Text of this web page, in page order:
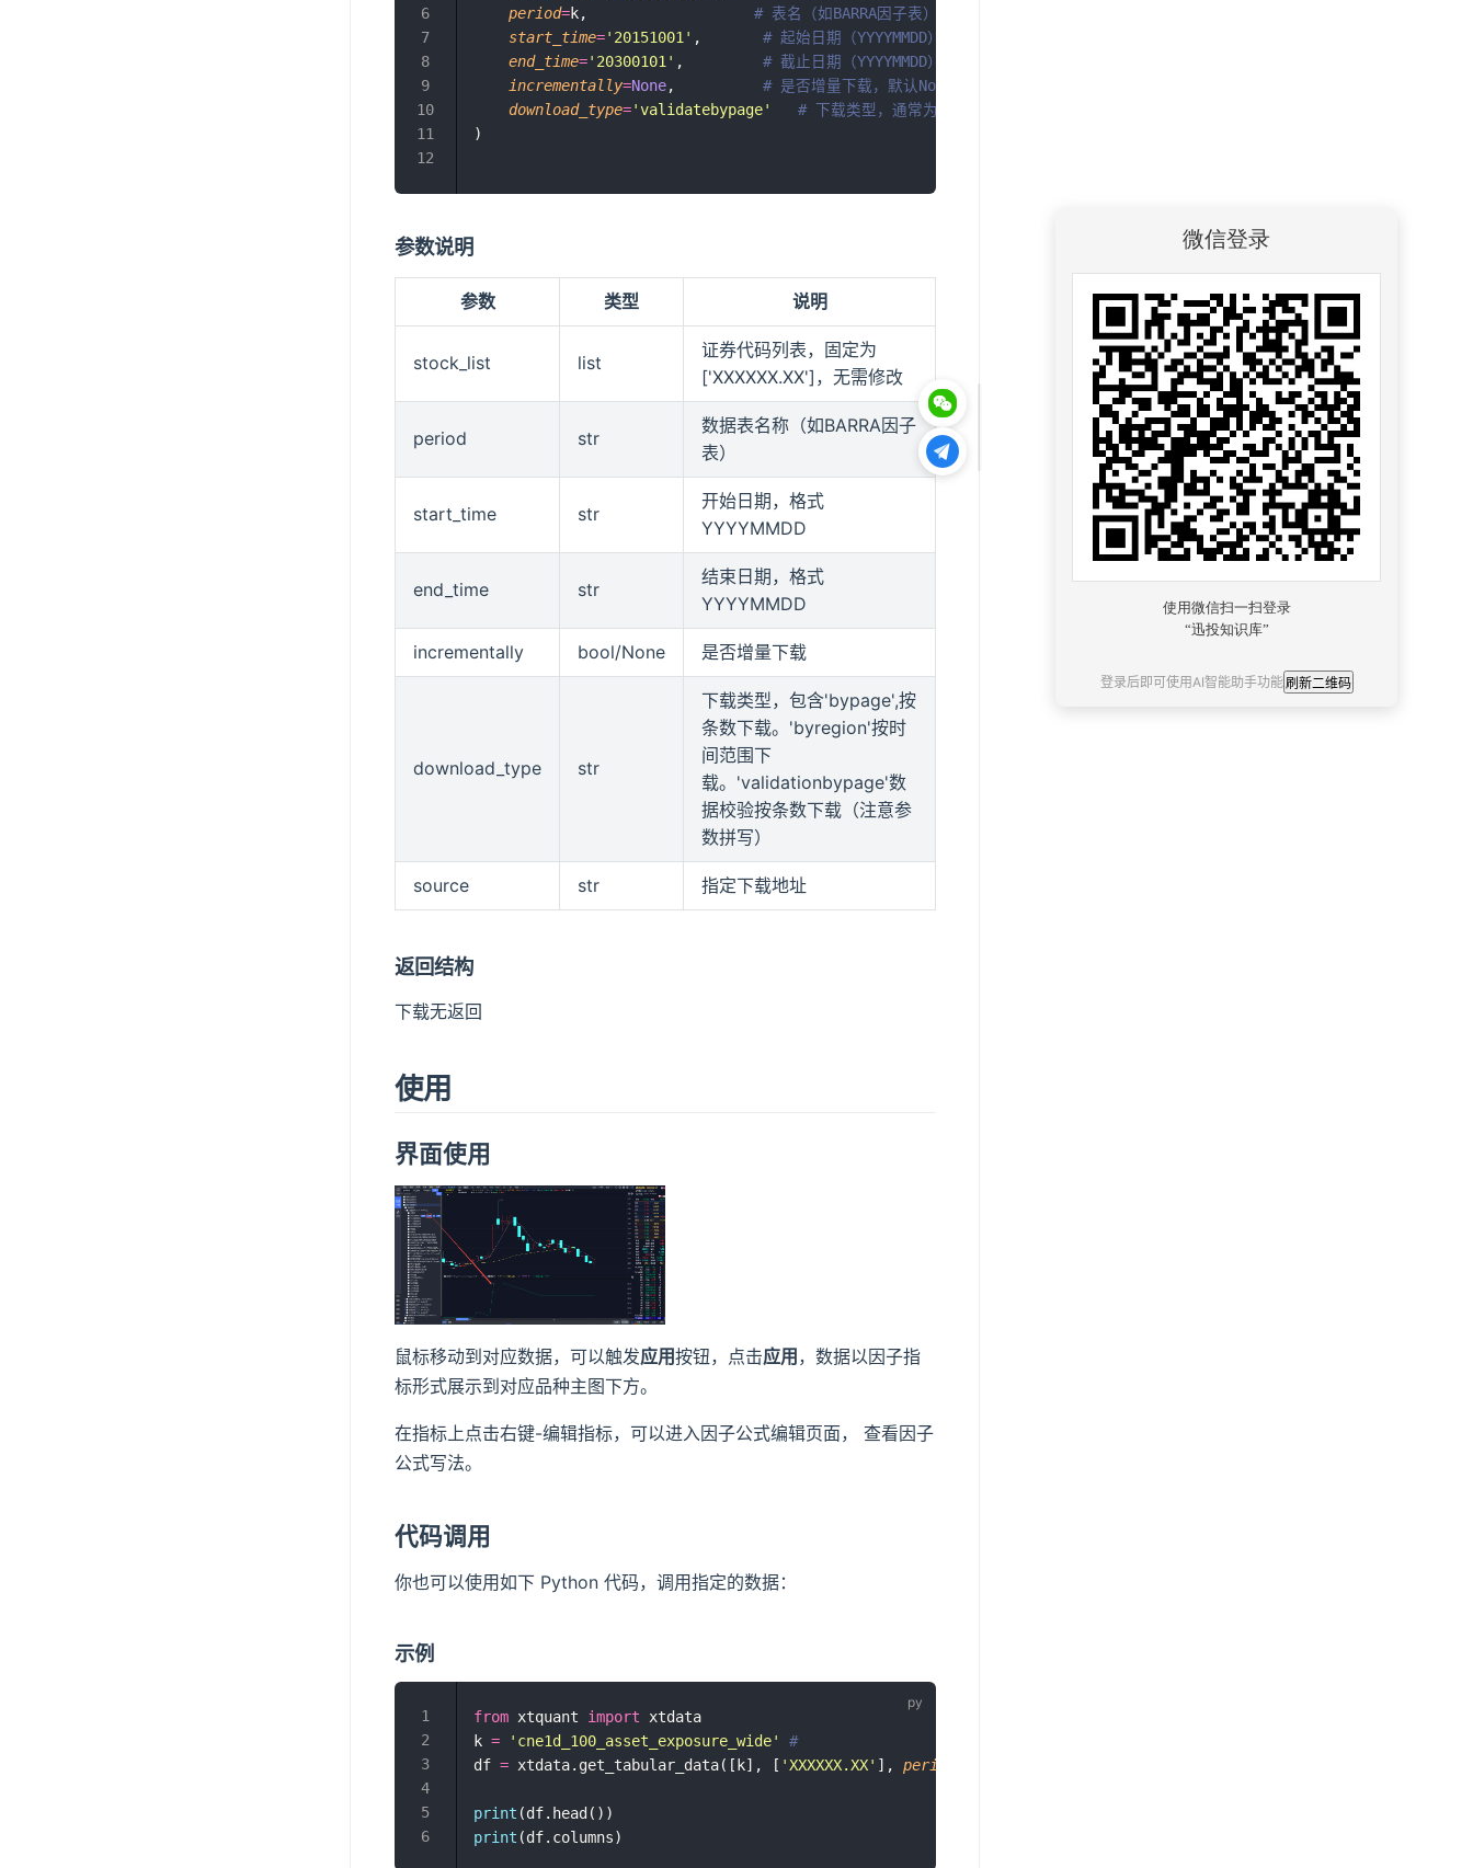
登录后即可使用AI智能助手功能刷新二维码
period=k, # 表名（如BARRA因子表）
start_time=' 20151001' , # 起始日期（YYYYMMDD）
end_time=' 20300101' , # 截止日期（YYYYMMDD）
incrementally=None, # 是否增量下载，默认None
download_type='validatebypage'
# 下载类型，通常为'validatebypage'
)
参数说明
参数 类型 说明
stock_list list
证券代码列表，固定为
['XXXXXX.XX']，无需修改
period str
数据表名称（如BARRA因子
表）
start_time str
开始日期，格式
YYYYMMDD
end_time str
结束日期，格式
YYYYMMDD
incrementally bool/None 是否增量下载
download_type str
下载类型，包含'bypage',按
条数下载。'byregion'按时
间范围下
载。'validationbypage'数
据校验按条数下载（注意参
数拼写）
source str 指定下载地址
返回结构
下载无返回
使用
界面使用
鼠标移动到对应数据，可以触发应用按钮，点击应用，数据以因子指
标形式展示到对应品种主图下方。
在指标上点击右键-编辑指标，可以进入因子公式编辑页面， 查看因子
公式写法。
代码调用
你也可以使用如下 Python 代码，调用指定的数据：
示例
from xtquant import xtdata
k = ' cne1d_100_asset_exposure_wide'
#
df = xtdata.get_tabular_data([k], [ 'XXXXXX.XX' ], period
print (df.head())
print (df.columns)